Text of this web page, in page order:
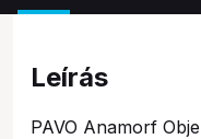
Leírás
PAVO Anamorf